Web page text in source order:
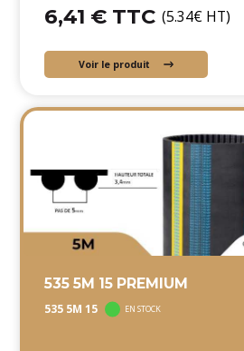
6,41 € TTC (5.34€ HT)
Voir le produit
535 5M 15 PREMIUM
535 5M 15 EN STOCK